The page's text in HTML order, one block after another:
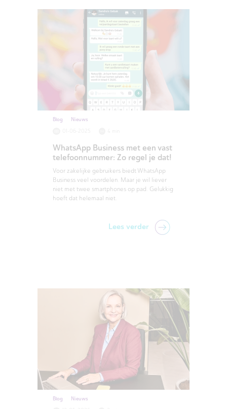
Blog
Nieuws
WhatsApp Business met een vast
telefoonnummer: Zo regel je dat!
Voor zakelijke gebruikers biedt WhatsApp
Business veel voordelen. Maar je wil liever
niet met twee smartphones op pad. Gelukkig
hoeft dat helemaal niet.
Lees verder
Blog
Nieuws